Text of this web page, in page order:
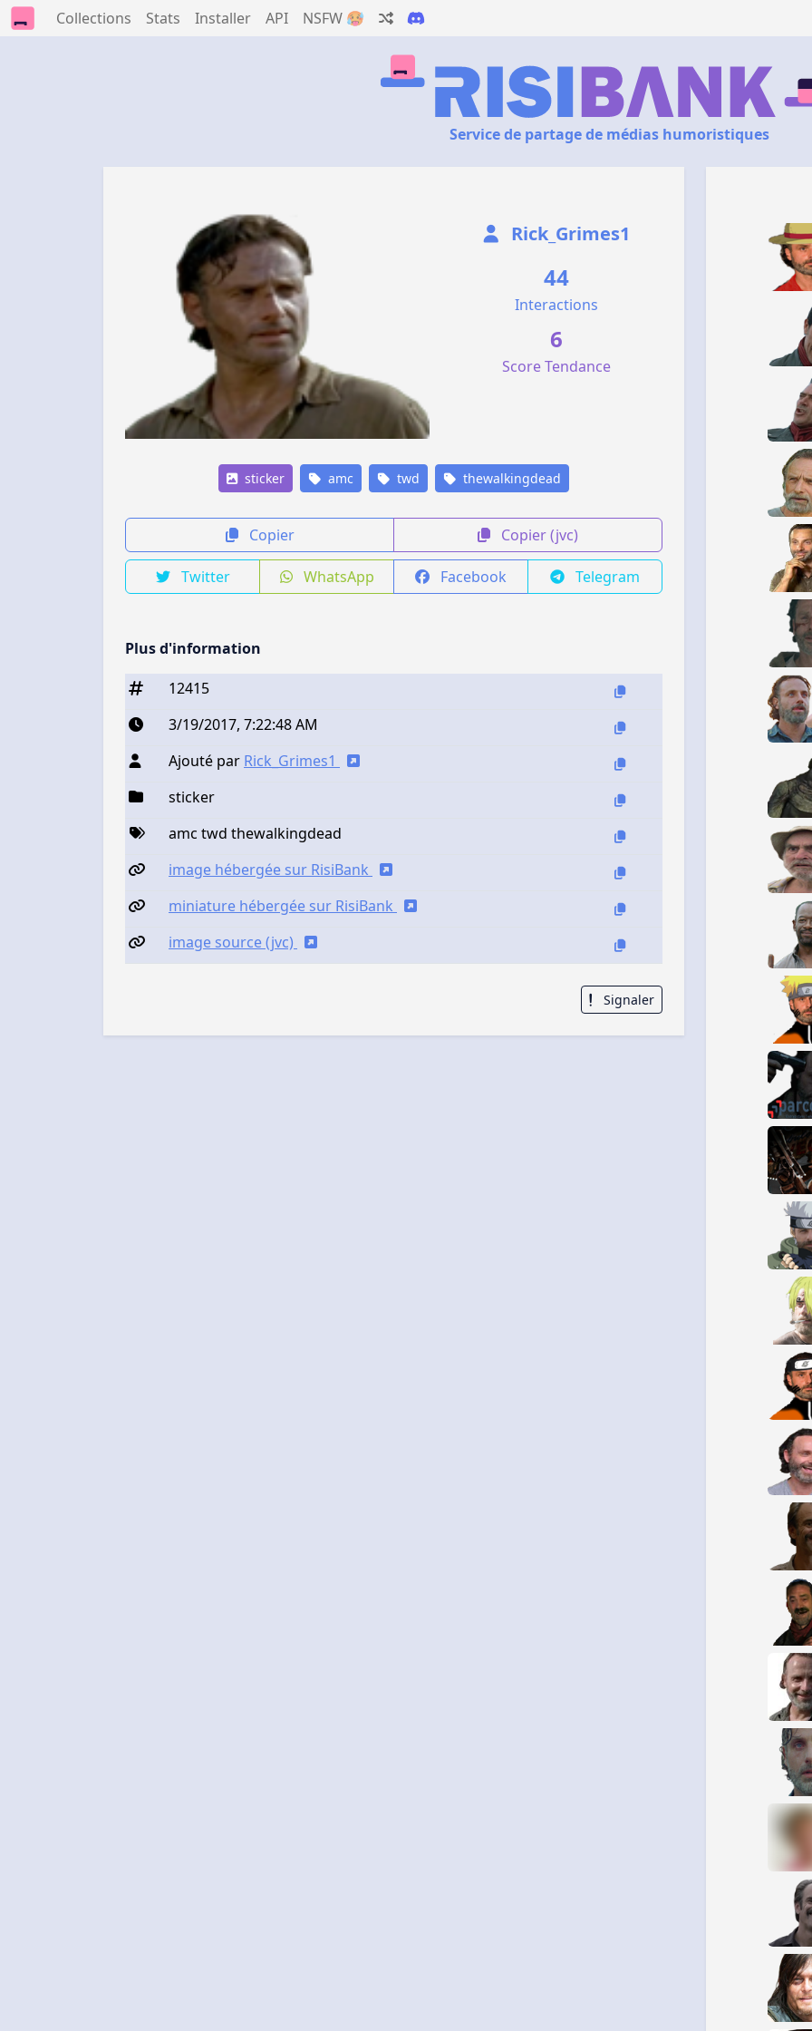
Collections Stats Installer API NSFW 🥵
Service de partage de médias humoristiques
Rick_Grimes1
44
Interactions
6
Score Tendance
sticker amc twd thewalkingdead
Copier Copier (jvc)
Twitter WhatsApp Facebook Telegram
Plus d'information
12415
3/19/2017, 7:22:48 AM
Ajouté par Rick_Grimes1
sticker
amc twd thewalkingdead
image hébergée sur RisiBank
miniature hébergée sur RisiBank
image source (jvc)
Signaler